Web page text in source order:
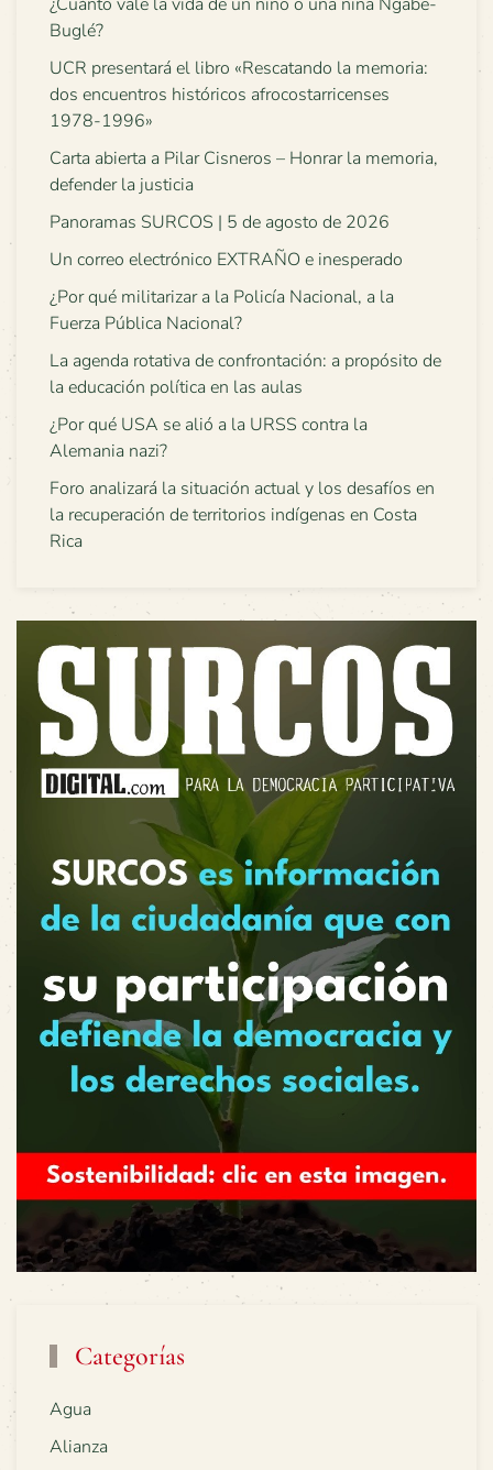
Buglé?
UCR presentará el libro «Rescatando la memoria:
dos encuentros históricos afrocostarricenses
1978-1996»
Carta abierta a Pilar Cisneros – Honrar la memoria,
defender la justicia
Panoramas SURCOS | 5 de agosto de 2026
Un correo electrónico EXTRAÑO e inesperado
¿Por qué militarizar a la Policía Nacional, a la
Fuerza Pública Nacional?
La agenda rotativa de confrontación: a propósito de
la educación política en las aulas
¿Por qué USA se alió a la URSS contra la
Alemania nazi?
Foro analizará la situación actual y los desafíos en
la recuperación de territorios indígenas en Costa
Rica
Categorías
Agua
Alianza